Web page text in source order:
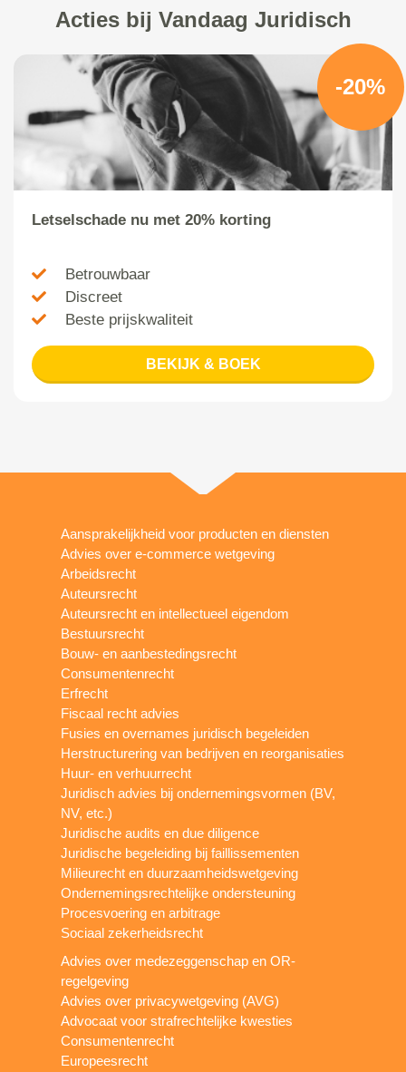
Acties bij Vandaag Juridisch
-20%
Letselschade nu met 20% korting
Betrouwbaar
Discreet
Beste prijskwaliteit
BEKIJK & BOEK
Aansprakelijkheid voor producten en diensten
Advies over e-commerce wetgeving
Arbeidsrecht
Auteursrecht
Auteursrecht en intellectueel eigendom
Bestuursrecht
Bouw- en aanbestedingsrecht
Consumentenrecht
Erfrecht
Fiscaal recht advies
Fusies en overnames juridisch begeleiden
Herstructurering van bedrijven en reorganisaties
Huur- en verhuurrecht
Juridisch advies bij ondernemingsvormen (BV,
NV, etc.)
Juridische audits en due diligence
Juridische begeleiding bij faillissementen
Milieurecht en duurzaamheidswetgeving
Ondernemingsrechtelijke ondersteuning
Procesvoering en arbitrage
Sociaal zekerheidsrecht
Advies over medezeggenschap en OR-
regelgeving
Advies over privacywetgeving (AVG)
Advocaat voor strafrechtelijke kwesties
Consumentenrecht
Europeesrecht